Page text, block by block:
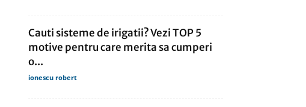
Cauti sisteme de irigatii? Vezi TOP 5
motive pentru care merita sa cumperi
o...
ionescu robert